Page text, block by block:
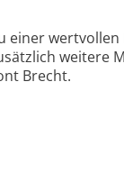
einer
weitere
Brecht.